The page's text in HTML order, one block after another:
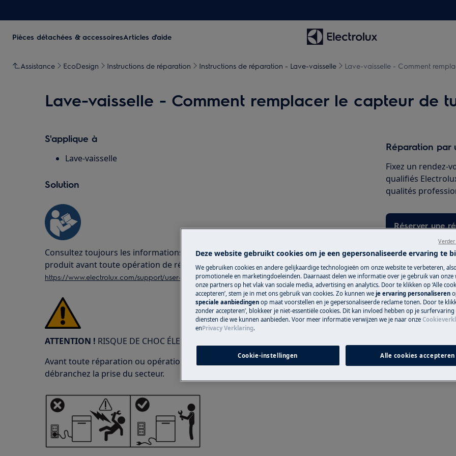
Pièces détachées & accessoiresArticles d'aide
Assistance EcoDesign Instructions de réparation Instructions de réparation - Lave-vaisselle Lave-vaisselle - Comment
Lave-vaisselle - Comment remplacer le capteur de
S'applique à
Lave-vaisselle
Solution
Consultez toujours les informations de sécurité du manuel d'utilisation de votre
produit avant toute opération de réparation ou de maintenance.
https://www.electrolux.com/support/user-manuals/
ATTENTION ! RISQUE DE CHOC ÉLECTRIQUE
Avant toute réparation ou opération de maintenance, désactivez l'appareil et
débranchez la prise du secteur.
Réparation par
Fixez un rendez-
qualifiés
qualités
Réserver une
Pièces
Trouvez dans
détachées
Deze website gebruikt cookies om je een gepersonaliseerde ervaring te
We gebruiken cookies en andere gelijkaardige technologieën om onze website te verbeteren,
promotionele en marketingdoeleinden. Daarnaast delen we informatie over je gebruik van onze
onze partners op het vlak van sociale media, advertising en analytics. Door te klikken op ‘Alle
accepteren’, stem je in met ons gebruik van cookies. Zo kunnen we je ervaring personaliseren
speciale aanbiedingen op maat voorstellen en je gepersonaliseerde reclame tonen. Door te
zonder accepteren’, blokkeer je niet-essentiële cookies. Dit kan invloed hebben op je
diensten die we kunnen aanbieden. Voor meer informatie verwijzen we je naar onze
enPrivacy Verklaring.
Cookie-instellingen Alle cookies accepteren